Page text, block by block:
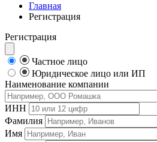
Главная
Регистрация
Регистрация
Частное лицо
Юридическое лицо или ИП
Наименование компании
ИНН
Фамилия
Имя